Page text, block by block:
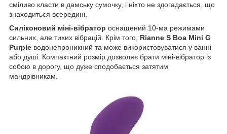
сміливо класти в дамську сумочку, і ніхто не здогадається, що
знаходиться всередині.
Силіконовий міні-вібратор оснащений 10-ма режимами
сильних, але тихих вібрацій. Крім того, Rianne S Boa Mini G
Purple водонепроникний та може використовуватися у ванні
або душі. Компактний розмір дозволяє брати міні-вібратор із
собою в дорогу, що дуже сподобається затятим
мандрівникам.